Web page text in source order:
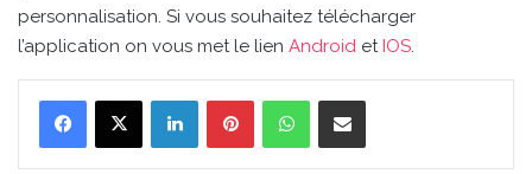
personnalisation. Si vous souhaitez télécharger
l’application on vous met le lien Android et IOS.
LinkedinPinterestWhatsAppPartager par email